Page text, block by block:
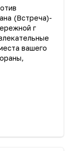
(Встреча)-
г
вашего